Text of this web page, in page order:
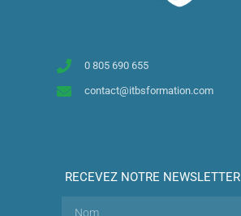
0 805 690 655
contact@itbsformation.com
RECEVEZ NOTRE NEWSLETTER